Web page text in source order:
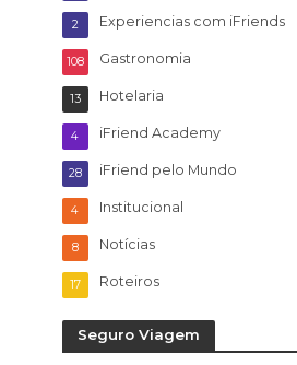
Experiencias com iFriends
2
Gastronomia
108
Hotelaria
13
iFriend Academy
4
iFriend pelo Mundo
28
Institucional
4
Notícias
8
Roteiros
17
Seguro Viagem